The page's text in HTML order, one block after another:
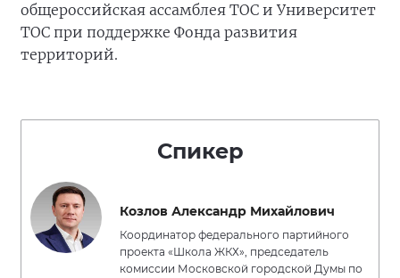
общероссийская ассамблея ТОС и Университет
ТОС при поддержке Фонда развития
территорий.
Спикер
Козлов Александр Михайлович
Координатор федерального партийного
проекта «Школа ЖКХ», председатель
комиссии Московской городской Думы по